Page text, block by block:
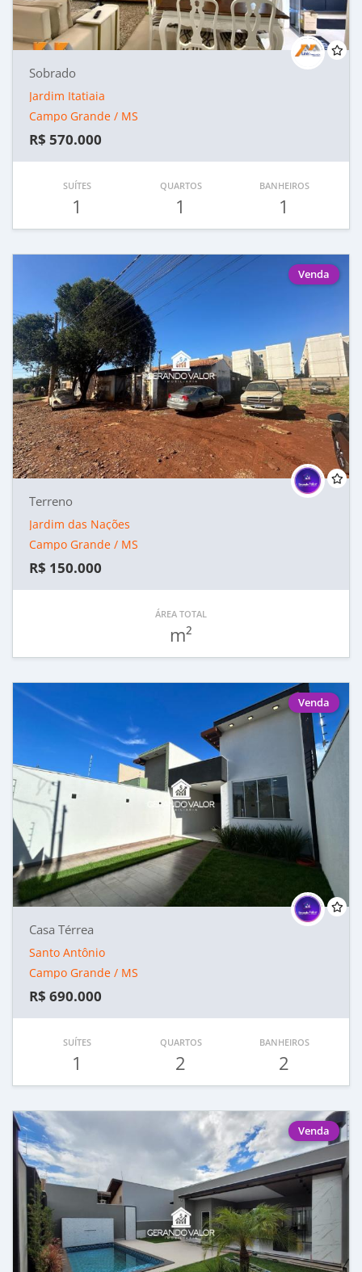
Sobrado
Jardim Itatiaia
Campo Grande / MS
R$ 570.000
SUÍTES
1
QUARTOS
1
BANHEIROS
1
Venda
Terreno
Jardim das Nações
Campo Grande / MS
R$ 150.000
ÁREA TOTAL
m²
Venda
Casa Térrea
Santo Antônio
Campo Grande / MS
R$ 690.000
SUÍTES
1
QUARTOS
2
BANHEIROS
2
Venda